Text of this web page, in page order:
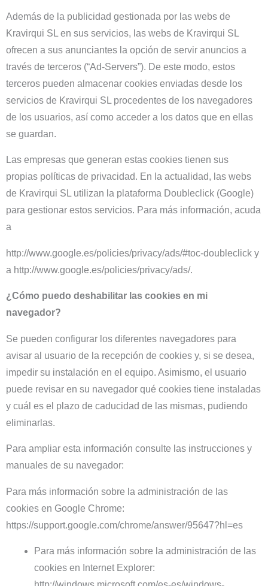
Además de la publicidad gestionada por las webs de
Kravirqui SL en sus servicios, las webs de Kravirqui SL
ofrecen a sus anunciantes la opción de servir anuncios a
través de terceros (“Ad-Servers”). De este modo, estos
terceros pueden almacenar cookies enviadas desde los
servicios de Kravirqui SL procedentes de los navegadores
de los usuarios, así como acceder a los datos que en ellas
se guardan.
Las empresas que generan estas cookies tienen sus
propias políticas de privacidad. En la actualidad, las webs
de Kravirqui SL utilizan la plataforma Doubleclick (Google)
para gestionar estos servicios. Para más información, acuda
a
http://www.google.es/policies/privacy/ads/#toc-doubleclick y
a http://www.google.es/policies/privacy/ads/.
¿Cómo puedo deshabilitar las cookies en mi
navegador?
Se pueden configurar los diferentes navegadores para
avisar al usuario de la recepción de cookies y, si se desea,
impedir su instalación en el equipo. Asimismo, el usuario
puede revisar en su navegador qué cookies tiene instaladas
y cuál es el plazo de caducidad de las mismas, pudiendo
eliminarlas.
Para ampliar esta información consulte las instrucciones y
manuales de su navegador:
Para más información sobre la administración de las
cookies en Google Chrome:
https://support.google.com/chrome/answer/95647?hl=es
Para más información sobre la administración de las
cookies en Internet Explorer: